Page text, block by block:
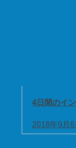
4日間のイ
2018年9月6